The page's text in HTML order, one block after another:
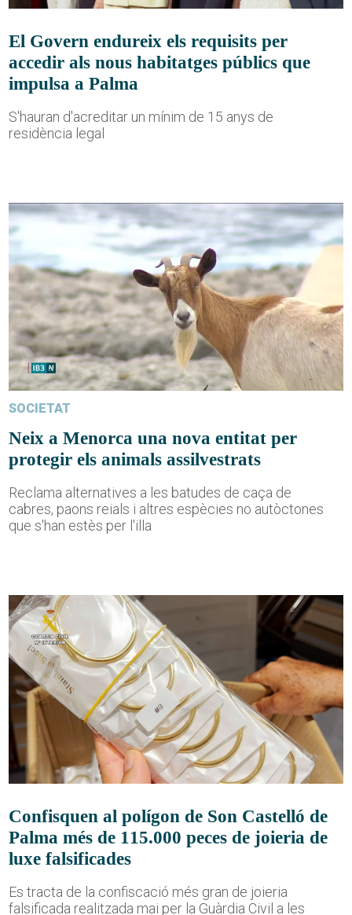
El Govern endureix els requisits per
accedir als nous habitatges públics que
impulsa a Palma
S'hauran d'acreditar un mínim de 15 anys de
residència legal
SOCIETAT
Neix a Menorca una nova entitat per
protegir els animals assilvestrats
Reclama alternatives a les batudes de caça de
cabres, paons reials i altres espècies no autòctones
que s'han estès per l'illa
Confisquen al polígon de Son Castelló de
Palma més de 115.000 peces de joieria de
luxe falsificades
Es tracta de la confiscació més gran de joieria
falsificada realitzada mai per la Guàrdia Civil a les